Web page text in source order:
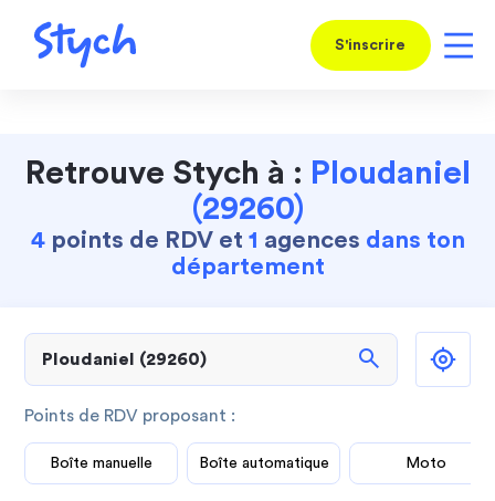
S'inscrire
Retrouve Stych à : Ploudaniel
(29260)
4points de RDV et 1 agences dans ton
département
search
Points de RDV proposant :
Boîte manuelle Boîte automatique Moto